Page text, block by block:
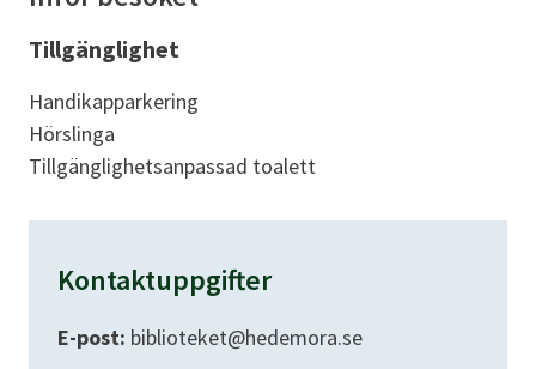
Tillgänglighet
Handikapparkering
Hörslinga
Tillgänglighetsanpassad toalett
Kontaktuppgifter
E-post: biblioteket@hedemora.se